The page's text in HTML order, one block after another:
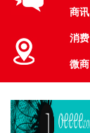
商讯
消费
微商